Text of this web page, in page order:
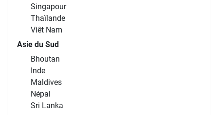
Singapour
Thaïlande
Viêt Nam
Asie du Sud
Bhoutan
Inde
Maldives
Népal
Sri Lanka